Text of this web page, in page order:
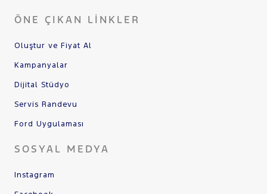
ÖNE ÇIKAN LINKLER
Oluştur ve Fiyat Al
Kampanyalar
Dijital Stüdyo
Servis Randevu
Ford Uygulaması
SOSYAL MEDYA
Instagram